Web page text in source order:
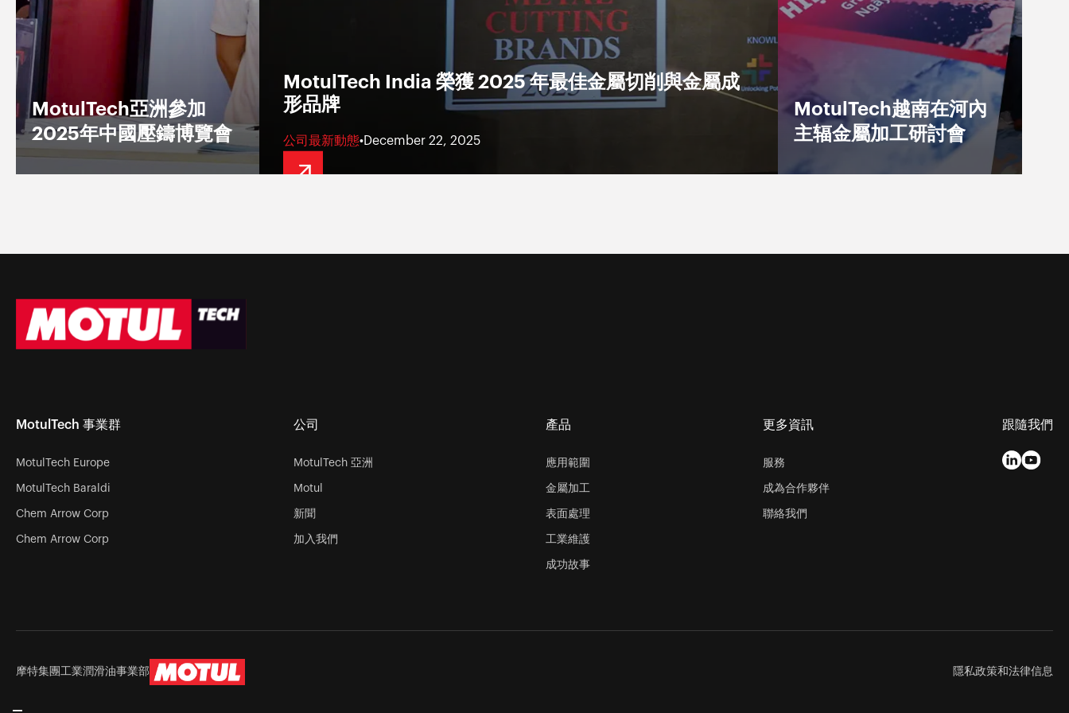
MotulTech亞洲參加
2025年中國壓鑄博覽會
MotulTech India 榮獲 2025 年最佳金屬切削與金屬成
形品牌
公司最新動態•December 22, 2025
MotulTech越南在河內
主辐金屬加工研討會
MotulTech 事業群
MotulTech Europe
MotulTech Baraldi
Chem Arrow Corp
Chem Arrow Corp
公司
MotulTech 亞洲
Motul
新聞
加入我們
產品
應用範圍
金屬加工
表面處理
工業維護
成功故事
更多資訊
服務
成為合作夥伴
聯絡我們
跟隨我們
摩特集團工業潤滑油事業部 隱私政策和法律信息